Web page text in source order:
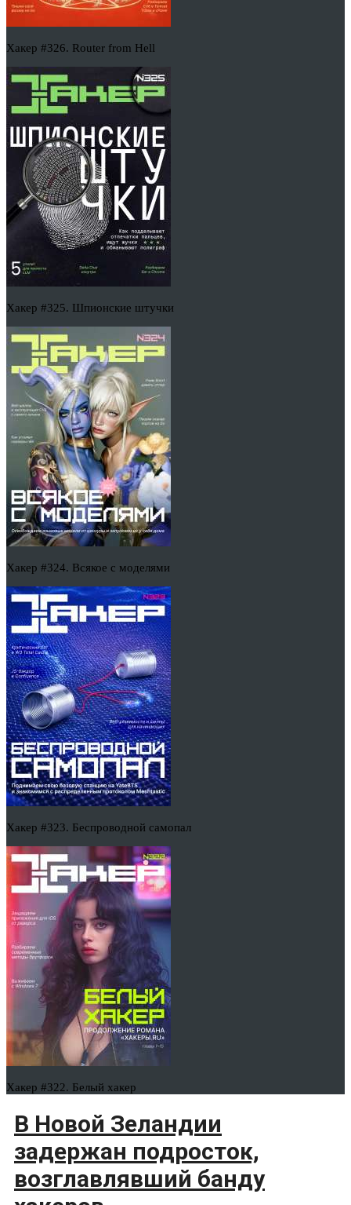
Хакер #326. Router from Hell
Хакер #325. Шпионские штучки
Хакер #324. Всякое с моделями
Хакер #323. Беспроводной самопал
Хакер #322. Белый хакер
В Новой Зеландии
задержан подросток,
возглавлявший банду